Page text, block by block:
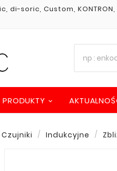
di-soric, Custom, KONTRON,
PRODUKTY
Czujniki Indukcyjne